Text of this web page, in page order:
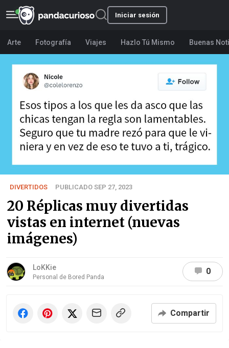
Iniciar sesión
Arte Fotografía Viajes Hazlo Tú Mismo Buenas
DIVERTIDOS PUBLICADO SEP 27, 2023
20 Réplicas muy divertidas
vistas en internet (nuevas
imágenes)
LoKKie
Personal de Bored Panda
0
Compartir